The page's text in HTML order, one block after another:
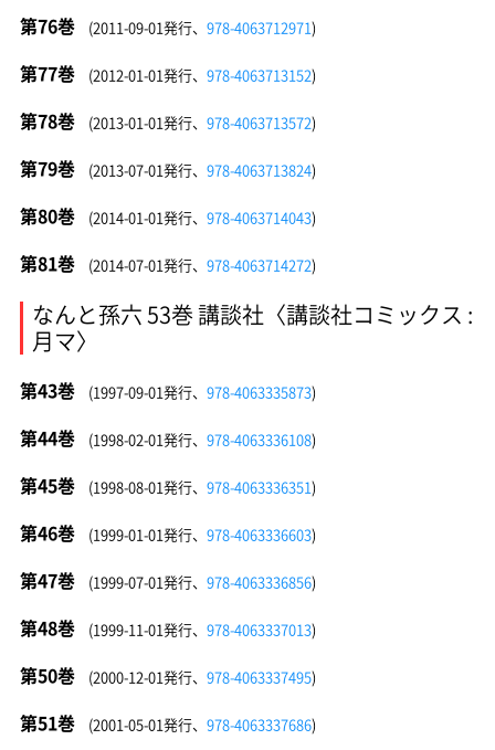
第76巻 (2011-09-01発行、 978-4063712971)
第77巻 (2012-01-01発行、 978-4063713152)
第78巻 (2013-01-01発行、 978-4063713572)
第79巻 (2013-07-01発行、 978-4063713824)
第80巻 (2014-01-01発行、 978-4063714043)
第81巻 (2014-07-01発行、 978-4063714272)
なんと孫六 53巻 講談社〈講談社コミックス :
月マ〉
第43巻 (1997-09-01発行、 978-4063335873)
第44巻 (1998-02-01発行、 978-4063336108)
第45巻 (1998-08-01発行、 978-4063336351)
第46巻 (1999-01-01発行、 978-4063336603)
第47巻 (1999-07-01発行、 978-4063336856)
第48巻 (1999-11-01発行、 978-4063337013)
第50巻 (2000-12-01発行、 978-4063337495)
第51巻 (2001-05-01発行、 978-4063337686)